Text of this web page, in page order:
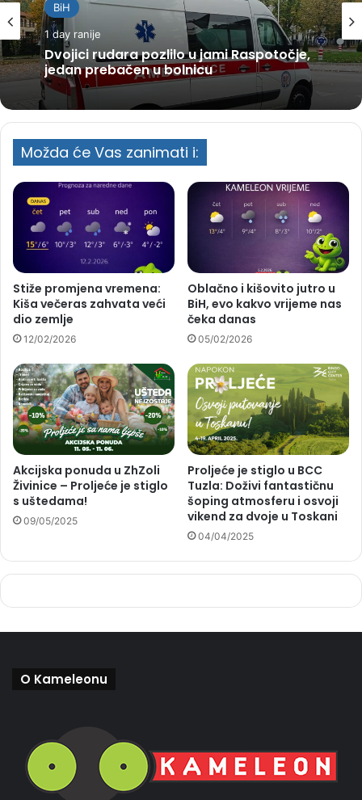
BiH
1 day ranije
Dvojici rudara pozlilo u jami Raspotočje,
jedan prebačen u bolnicu
Možda će Vas zanimati i:
Stiže promjena vremena:
Kiša večeras zahvata veći
dio zemlje
12/02/2026
Oblačno i kišovito jutro u
BiH, evo kakvo vrijeme nas
čeka danas
05/02/2026
Akcijska ponuda u ZhZoli
Živinice – Proljeće je stiglo
s uštedama!
09/05/2025
Proljeće je stiglo u BCC
Tuzla: Doživi fantastičnu
šoping atmosferu i osvoji
vikend za dvoje u Toskani
04/04/2025
O Kameleonu